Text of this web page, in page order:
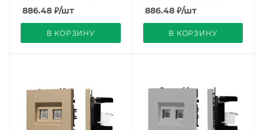
886.48 ₽/шт
В КОРЗИНУ
886.48₽/шт
В КОРЗИНУ